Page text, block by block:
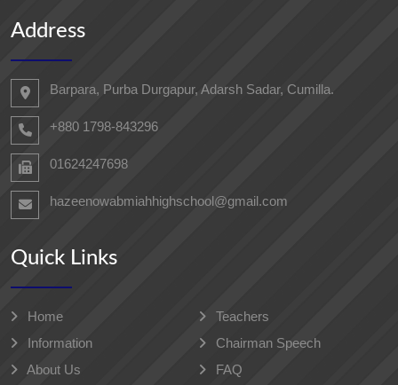
Address
Barpara, Purba Durgapur, Adarsh ​​Sadar, Cumilla.
+880 1798-843296
01624247698‬
hazeenowabmiahhighschool@gmail.com
Quick Links
Home
Teachers
Information
Chairman Speech
About Us
FAQ